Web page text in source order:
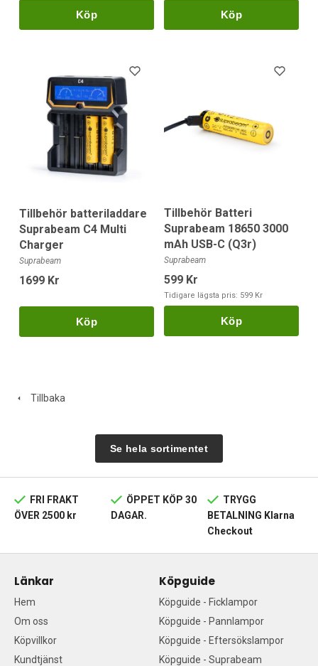
Köp Köp
Tillbehör batteriladdare
Suprabeam C4 Multi
Charger
Suprabeam
1699 Kr
Köp
Tillbehör Batteri
Suprabeam 18650 3000
mAh USB-C (Q3r)
Suprabeam
599 Kr
Tidigare lägsta pris: 599 Kr
Köp
Tillbaka
Se hela sortimentet
FRI FRAKT
ÖVER 2500 kr
ÖPPET KÖP 30
DAGAR.
TRYGG
BETALNING Klarna
Checkout
Länkar
Hem
Om oss
Köpvillkor
Kundtjänst
Köpguide
Köpguide - Ficklampor
Köpguide - Pannlampor
Köpguide - Eftersökslampor
Köpguide - Suprabeam